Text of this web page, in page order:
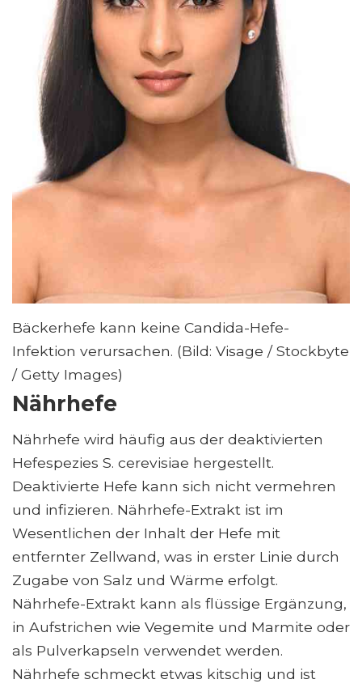
Bäckerhefe kann keine Candida-Hefe-
Infektion verursachen. (Bild: Visage / Stockbyte
/ Getty Images)
Nährhefe
Nährhefe wird häufig aus der deaktivierten
Hefespezies S. cerevisiae hergestellt.
Deaktivierte Hefe kann sich nicht vermehren
und infizieren. Nährhefe-Extrakt ist im
Wesentlichen der Inhalt der Hefe mit
entfernter Zellwand, was in erster Linie durch
Zugabe von Salz und Wärme erfolgt.
Nährhefe-Extrakt kann als flüssige Ergänzung,
in Aufstrichen wie Vegemite und Marmite oder
als Pulverkapseln verwendet werden.
Nährhefe schmeckt etwas kitschig und ist